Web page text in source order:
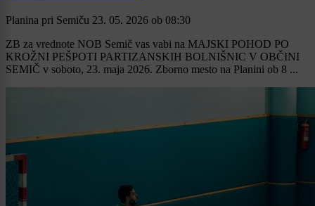
Planina pri Semiču 23. 05. 2026 ob 08:30
ZB za vrednote NOB Semič vas vabi na MAJSKI POHOD PO
KROŽNI PEŠPOTI PARTIZANSKIH BOLNIŠNIC V OBČINI
SEMIČ v soboto, 23. maja 2026. Zborno mesto na Planini ob 8 ...